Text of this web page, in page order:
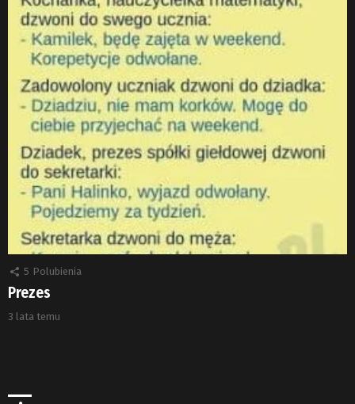
5 Polubienia
Prezes
3 lata temu